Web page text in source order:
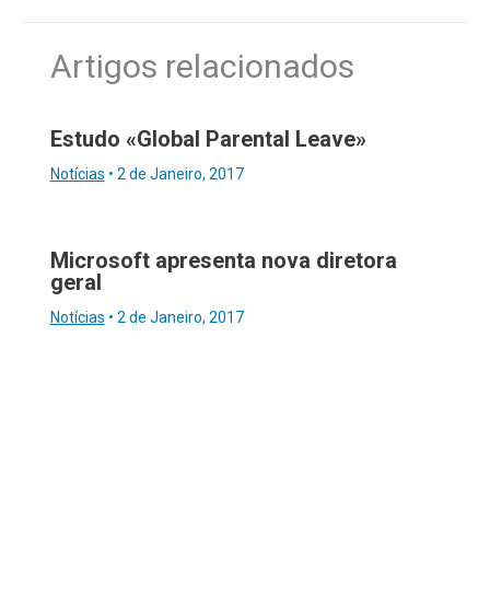
Artigos relacionados
Estudo «Global Parental Leave»
Notícias • 2 de Janeiro, 2017
Microsoft apresenta nova diretora
geral
Notícias • 2 de Janeiro, 2017